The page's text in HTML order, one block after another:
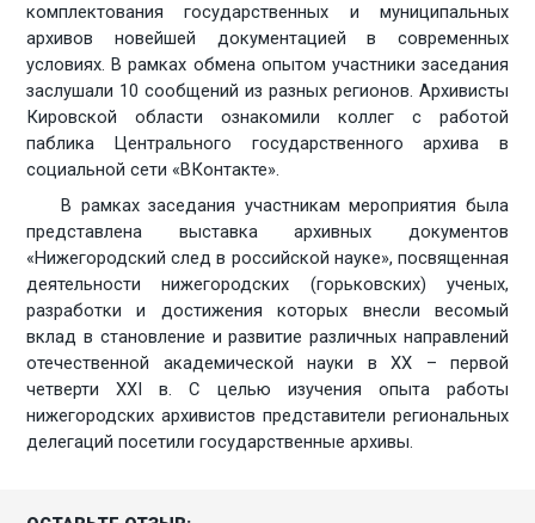
комплектования государственных и муниципальных
архивов новейшей документацией в современных
условиях. В рамках обмена опытом участники заседания
заслушали 10 сообщений из разных регионов. Архивисты
Кировской области ознакомили коллег с работой
паблика Центрального государственного архива в
социальной сети «ВКонтакте».
В рамках заседания участникам мероприятия была
представлена выставка архивных документов
«Нижегородский след в российской науке», посвященная
деятельности нижегородских (горьковских) ученых,
разработки и достижения которых внесли весомый
вклад в становление и развитие различных направлений
отечественной академической науки в XX – первой
четверти XXI в. С целью изучения опыта работы
нижегородских архивистов представители региональных
делегаций посетили государственные архивы.